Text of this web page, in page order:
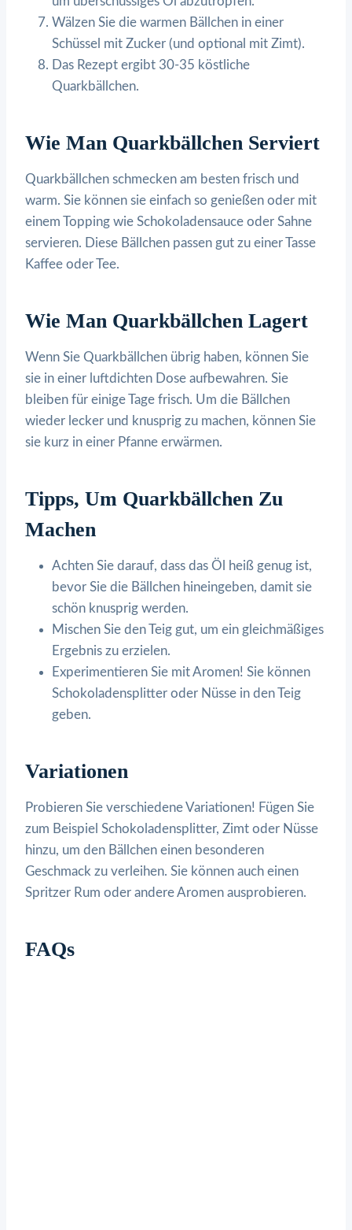
Wälzen Sie die warmen Bällchen in einer
Schüssel mit Zucker (und optional mit Zimt).
Das Rezept ergibt 30-35 köstliche
Quarkbällchen.
Wie Man Quarkbällchen Serviert
Quarkbällchen schmecken am besten frisch und
warm. Sie können sie einfach so genießen oder mit
einem Topping wie Schokoladensauce oder Sahne
servieren. Diese Bällchen passen gut zu einer Tasse
Kaffee oder Tee.
Wie Man Quarkbällchen Lagert
Wenn Sie Quarkbällchen übrig haben, können Sie
sie in einer luftdichten Dose aufbewahren. Sie
bleiben für einige Tage frisch. Um die Bällchen
wieder lecker und knusprig zu machen, können Sie
sie kurz in einer Pfanne erwärmen.
Tipps, Um Quarkbällchen Zu
Machen
Achten Sie darauf, dass das Öl heiß genug ist,
bevor Sie die Bällchen hineingeben, damit sie
schön knusprig werden.
Mischen Sie den Teig gut, um ein gleichmäßiges
Ergebnis zu erzielen.
Experimentieren Sie mit Aromen! Sie können
Schokoladensplitter oder Nüsse in den Teig
geben.
Variationen
Probieren Sie verschiedene Variationen! Fügen Sie
zum Beispiel Schokoladensplitter, Zimt oder Nüsse
hinzu, um den Bällchen einen besonderen
Geschmack zu verleihen. Sie können auch einen
Spritzer Rum oder andere Aromen ausprobieren.
FAQs